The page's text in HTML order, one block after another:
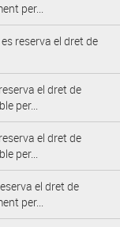
per...
reserva el dret de
el dret de
per...
el dret de
per...
el dret de
per...